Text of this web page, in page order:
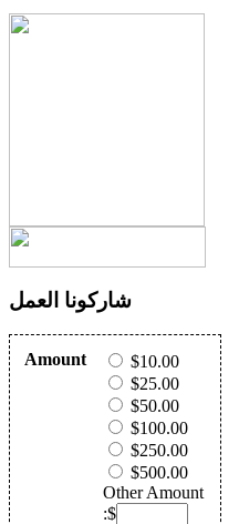
شاركونا العمل
Amount
$10.00
$25.00
$50.00
$100.00
$250.00
$500.00
Other Amount
:$